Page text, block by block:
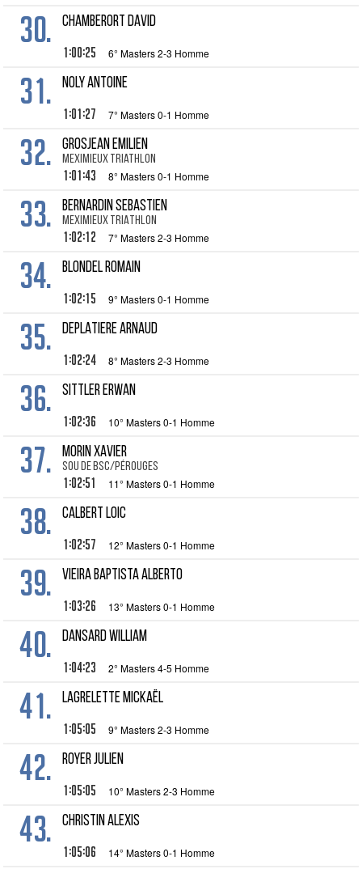
30. CHAMBERORT David
1:00:25 6° Masters 2-3 Homme
31. NOLY Antoine
1:01:27 7° Masters 0-1 Homme
32. GROSJEAN Emilien
Meximieux triathlon
1:01:43 8° Masters 0-1 Homme
33. BERNARDIN Sebastien
MEXIMIEUX TRIATHLON
1:02:12 7° Masters 2-3 Homme
34. BLONDEL Romain
1:02:15 9° Masters 0-1 Homme
35. DEPLATIERE Arnaud
1:02:24 8° Masters 2-3 Homme
36. SITTLER Erwan
1:02:36 10° Masters 0-1 Homme
37. MORIN Xavier
Sou de BSC/PÉROUGES
1:02:51 11° Masters 0-1 Homme
38. CALBERT Loic
1:02:57 12° Masters 0-1 Homme
39. VIEIRA BAPTISTA Alberto
1:03:26 13° Masters 0-1 Homme
40. DANSARD William
1:04:23 2° Masters 4-5 Homme
41. LAGRELETTE Mickaël
1:05:05 9° Masters 2-3 Homme
42. ROYER Julien
1:05:05 10° Masters 2-3 Homme
43. CHRISTIN Alexis
1:05:06 14° Masters 0-1 Homme